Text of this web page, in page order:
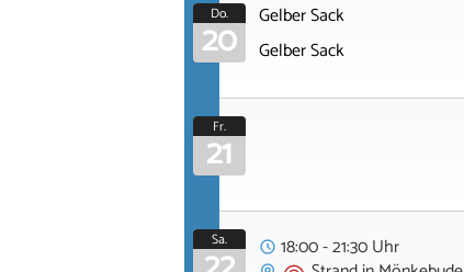
Do.
20
Gelber Sack
Gelber Sack
Fr.
21
Sa.
18:00 - 21:30 Uhr